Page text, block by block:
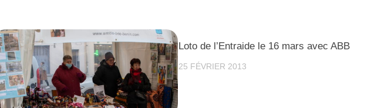
Loto de l’Entraide le 16 mars avec ABB
25 FÉVRIER 2013